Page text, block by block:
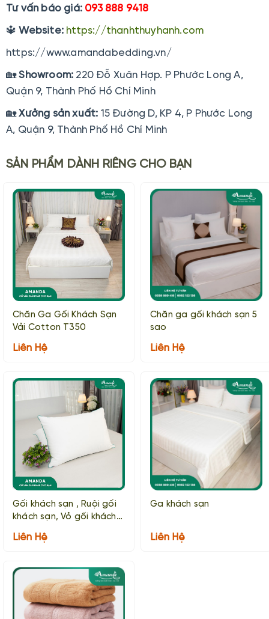
Tư vấn báo giá: 093 888 9418
🔱Website: https://thanhthuyhanh.com
https://www.amandabedding.vn/
🏡Showroom: 220 Đỗ Xuân Hợp. P Phước Long A,
Quận 9, Thành Phố Hồ Chí Minh
🏡Xưởng sản xuất: 15 Đường D, KP 4, P Phước Long
A, Quận 9, Thành Phố Hồ Chí Minh
SẢN PHẨM DÀNH RIÊNG CHO BẠN
Chăn Ga Gối Khách Sạn
Vải Cotton T350
Liên Hệ
Chăn ga gối khách sạn 5
sao
Liên Hệ
Gối khách sạn , Ruội gối
khách sạn, Vỏ gối khách
Liên Hệ
Ga khách sạn
Liên Hệ